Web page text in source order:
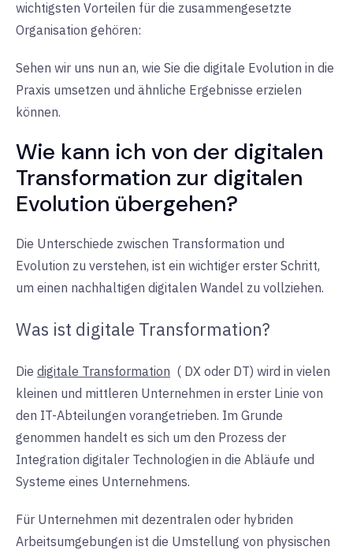
wichtigsten Vorteilen für die zusammengesetzte
Organisation gehören:
Sehen wir uns nun an, wie Sie die digitale Evolution in die
Praxis umsetzen und ähnliche Ergebnisse erzielen
können.
Wie kann ich von der digitalen
Transformation zur digitalen
Evolution übergehen?
Die Unterschiede zwischen Transformation und
Evolution zu verstehen, ist ein wichtiger erster Schritt,
um einen nachhaltigen digitalen Wandel zu vollziehen.
Was ist digitale Transformation?
Die digitale Transformation ( DX oder DT) wird in vielen
kleinen und mittleren Unternehmen in erster Linie von
den IT-Abteilungen vorangetrieben. Im Grunde
genommen handelt es sich um den Prozess der
Integration digitaler Technologien in die Abläufe und
Systeme eines Unternehmens.
Für Unternehmen mit dezentralen oder hybriden
Arbeitsumgebungen ist die Umstellung von physischen